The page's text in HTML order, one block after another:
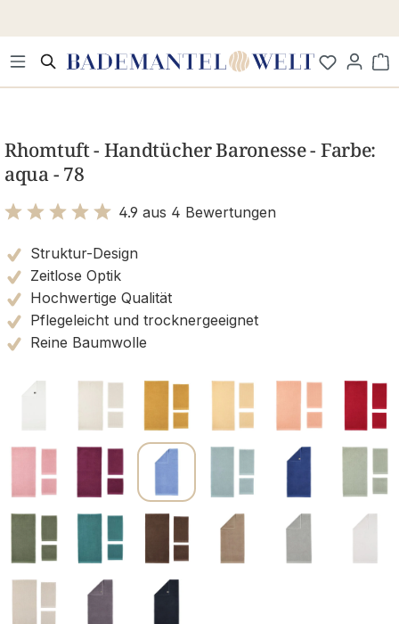
Rhomtuft - Handtücher Baronesse - Farbe:
aqua - 78
4.9 aus 4 Bewertungen
Struktur-Design
Zeitlose Optik
Hochwertige Qualität
Pflegeleicht und trocknergeeignet
Reine Baumwolle